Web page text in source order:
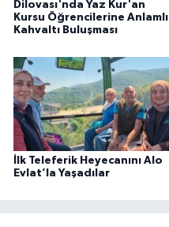
Dilovası'nda Yaz Kur'an
Kursu Öğrencilerine Anlamlı
Kahvaltı Buluşması
İlk Teleferik Heyecanını Alo
Evlat’la Yaşadılar